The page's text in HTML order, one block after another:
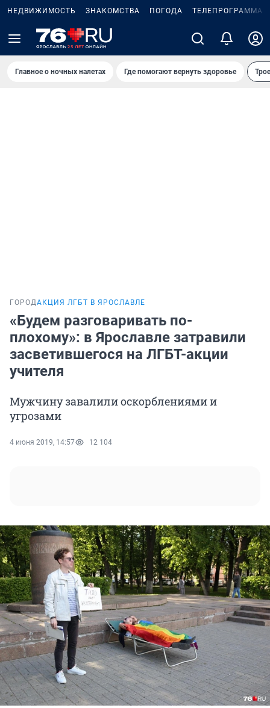
НЕДВИЖИМОСТЬ ЗНАКОМСТВА ПОГОДА ТЕЛЕПРОГРАММА
Главное о ночных налетах Где помогают вернуть здоровье
ГОРОДАКЦИЯ ЛГБТ В ЯРОСЛАВЛЕ
«Будем разговаривать по-
плохому»: в Ярославле затравили
засветившегося на ЛГБТ-акции
учителя
Мужчину завалили оскорблениями и
угрозами
4 июня 2019, 14:57 12 104